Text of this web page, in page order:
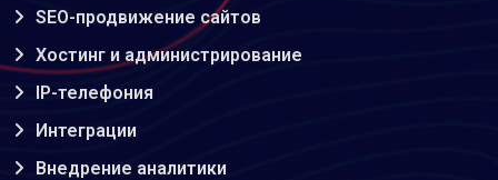
SEO-продвижение сайтов
Хостинг и администрирование
IP-телефония
Интеграции
Внедрение аналитики